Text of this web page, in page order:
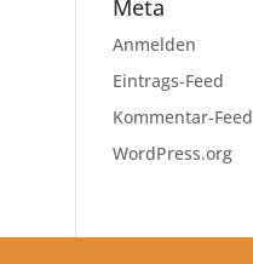
Meta
Anmelden
Eintrags-Feed
Kommentar-Feed
WordPress.org